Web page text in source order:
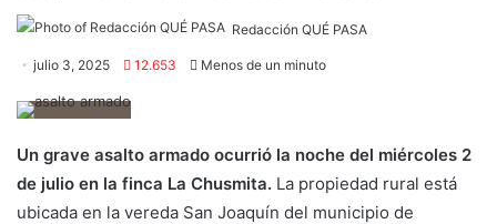
Redacción QUÉ PASA
julio 3, 2025 12.653 Menos de un minuto
Un grave asalto armado ocurrió la noche del miércoles 2
de julio en la finca La Chusmita. La propiedad rural está
ubicada en la vereda San Joaquín del municipio de